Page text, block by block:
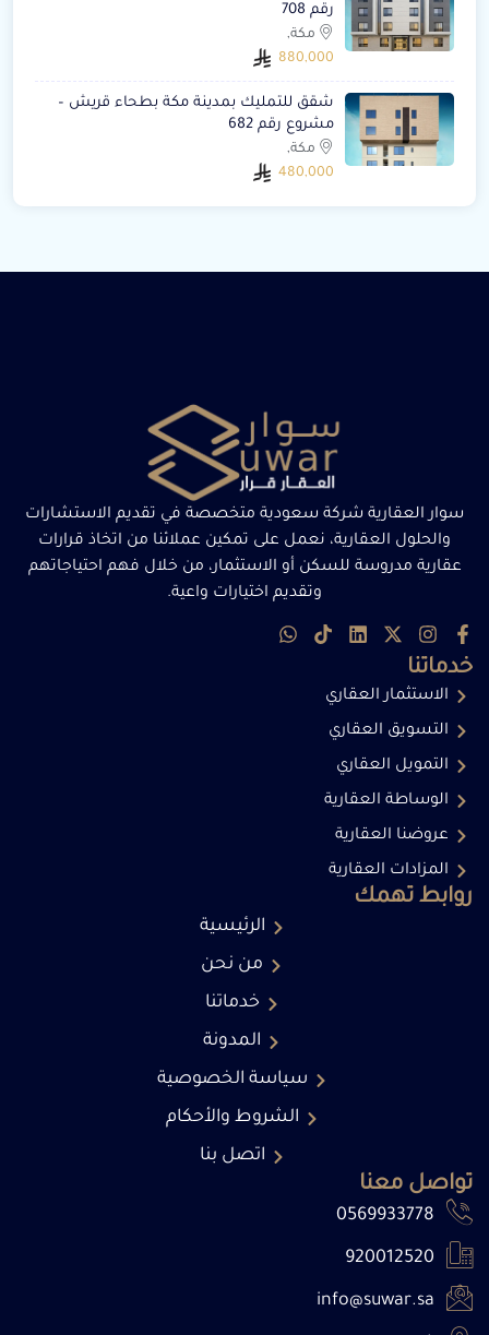
رقم 708
مكة,
880,000
شقق للتمليك بمدينة مكة بطحاء قريش –
مشروع رقم 682
مكة,
480,000
سوار العقارية شركة سعودية متخصصة في تقديم الاستشارات
والحلول العقارية، نعمل على تمكين عملائنا من اتخاذ قرارات
عقارية مدروسة للسكن أو الاستثمار، من خلال فهم احتياجاتهم
وتقديم اختيارات واعية.
روابط تهمك
الرئيسية
من نحن
خدماتنا
المدونة
سياسة الخصوصية
الشروط والأحكام
اتصل بنا
خدماتنا
الاستثمار العقاري
التسويق العقاري
التمويل العقاري
الوساطة العقارية
عروضنا العقارية
المزادات العقارية
تواصل معنا
0569933778
920012520
info@suwar.sa